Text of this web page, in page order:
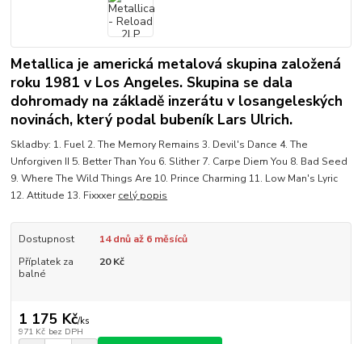
Metallica je americká metalová skupina založená
roku 1981 v Los Angeles. Skupina se dala
dohromady na základě inzerátu v losangeleských
novinách, který podal bubeník Lars Ulrich.
Skladby: 1. Fuel 2. The Memory Remains 3. Devil's Dance 4. The
Unforgiven II 5. Better Than You 6. Slither 7. Carpe Diem You 8. Bad Seed
9. Where The Wild Things Are 10. Prince Charming 11. Low Man's Lyric
12. Attitude 13. Fixxxercelý popis
Dostupnost
14 dnů až 6 měsíců
Příplatek za
balné
20 Kč
1 175 Kč/ks
971 Kč bez DPH